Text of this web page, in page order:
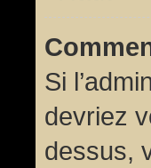
Si
devriez
dessus,